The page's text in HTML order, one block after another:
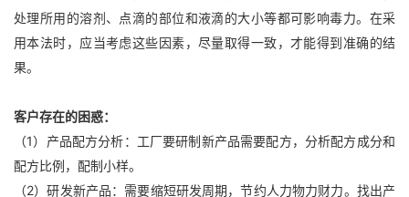
处理所用的溶剂、点滴的部位和液滴的大小等都可影响毒力。在采
用本法时，应当考虑这些因素，尽量取得一致，才能得到准确的结
果。
客户存在的困惑：
（1）产品配方分析：工厂要研制新产品需要配方，分析配方成分和
配方比例，配制小样。
（2）研发新产品：需要缩短研发周期，节约人力物力财力。找出产